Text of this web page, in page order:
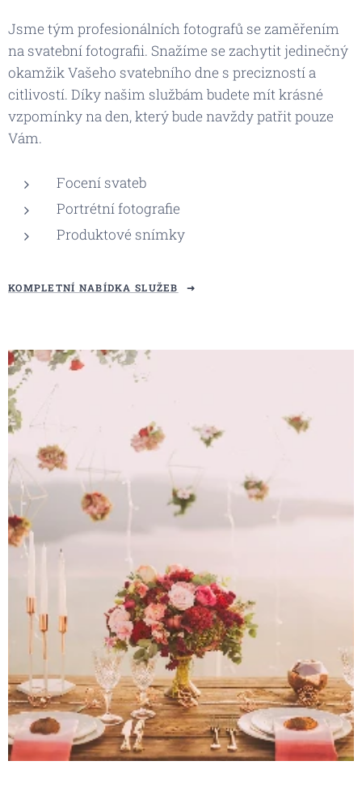
Jsme tým profesionálních fotografů se zaměřením
na svatební fotografii. Snažíme se zachytit jedinečný
okamžik Vašeho svatebního dne s precizností a
citlivostí. Díky našim službám budete mít krásné
vzpomínky na den, který bude navždy patřit pouze
Vám.
Focení svateb
Portrétní fotografie
Produktové snímky
KOMPLETNÍ NABÍDKA SLUŽEB